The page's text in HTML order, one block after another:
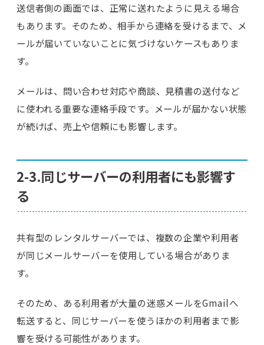
送信者側の画面では、正常に送れたように見える場合
もあります。そのため、相手から連絡を受けるまで、メ
ールが届いていないことに気づけないケースもありま
す。
メールは、問い合わせ対応や商談、見積書の送付など
に使われる重要な連絡手段です。メールが届かない状態
が続けば、売上や信頼にも影響します。
2-3.同じサーバーの利用者にも影響す
る
共有型のレンタルサーバーでは、複数の企業や利用者
が同じメールサーバーを使用している場合がありま
す。
そのため、ある利用者が大量の迷惑メールをGmailへ
転送すると、同じサーバーを使うほかの利用者まで影
響を受ける可能性があります。